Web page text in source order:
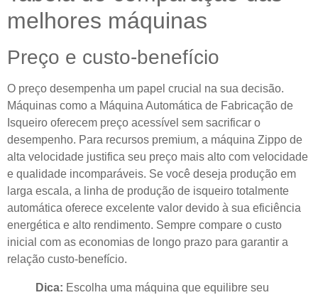
melhores máquinas
Preço e custo-benefício
O preço desempenha um papel crucial na sua decisão.
Máquinas como a Máquina Automática de Fabricação de
Isqueiro oferecem preço acessível sem sacrificar o
desempenho. Para recursos premium, a máquina Zippo de
alta velocidade justifica seu preço mais alto com velocidade
e qualidade incomparáveis. Se você deseja produção em
larga escala, a linha de produção de isqueiro totalmente
automática oferece excelente valor devido à sua eficiência
energética e alto rendimento. Sempre compare o custo
inicial com as economias de longo prazo para garantir a
relação custo-benefício.
Dica: Escolha uma máquina que equilibre seu